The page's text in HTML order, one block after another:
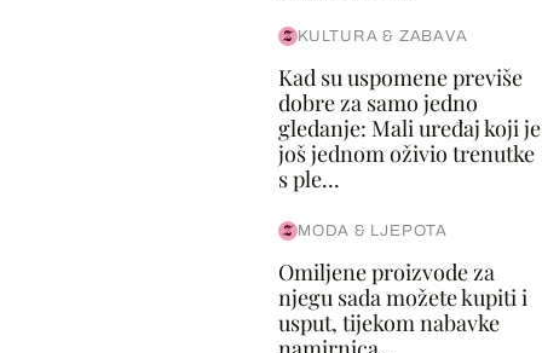
KULTURA & ZABAVA
Kad su uspomene previše
dobre za samo jedno
gledanje: Mali uređaj koji je
još jednom oživio trenutke
s ple...
MODA & LJEPOTA
Omiljene proizvode za
njegu sada možete kupiti i
usput, tijekom nabavke